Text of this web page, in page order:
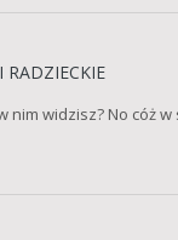
RADZIECKIE
nim widzisz? No cóż